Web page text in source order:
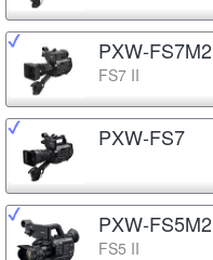
PXW-FS7M2
FS7 II
PXW-FS7
PXW-FS5M2
FS5 II